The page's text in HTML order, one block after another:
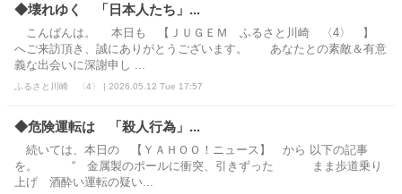
◆壊れゆく 「日本人たち」...
こんばんは。 本日も 【ＪＵＧＥＭ ふるさと川崎 〈4〉 】
へご来訪頂き、誠にありがとうございます。 あなたとの素敵＆有意
義な出会いに深謝申し ...
ふるさと川崎 〈4〉 | 2026.05.12 Tue 17:57
◆危険運転は 「殺人行為」...
続いては、本日の 【ＹＡＨＯＯ！ニュース】 から 以下の記事
を。 “ 金属製のポールに衝突、引きずった まま歩道乗り
上げ 酒酔い運転の疑い...